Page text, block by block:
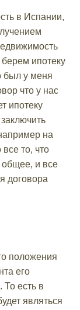
в Испании,
ипотеку
был у меня
что у нас
ипотеку
на
то, что
общее, и все
договора
положения
его
есть в
являться